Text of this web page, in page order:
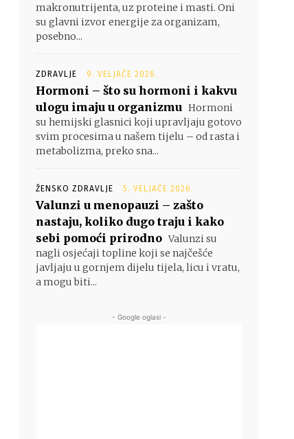
makronutrijenta, uz proteine i masti. Oni
su glavni izvor energije za organizam,
posebno...
ZDRAVLJE 9. VELJAČE 2026.
Hormoni – što su hormoni i kakvu
ulogu imaju u organizmu Hormoni
su hemijski glasnici koji upravljaju gotovo
svim procesima u našem tijelu – od rasta i
metabolizma, preko sna...
ŽENSKO ZDRAVLJE 5. VELJAČE 2026.
Valunzi u menopauzi – zašto
nastaju, koliko dugo traju i kako
sebi pomoći prirodno Valunzi su
nagli osjećaji topline koji se najčešće
javljaju u gornjem dijelu tijela, licu i vratu,
a mogu biti...
- Google oglasi -